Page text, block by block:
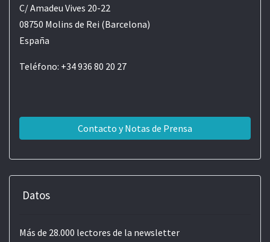
C/ Amadeu Vives 20-22
08750 Molins de Rei (Barcelona)
España
Teléfono: +34 936 80 20 27
Contacto y Notas de Prensa
Datos
Más de 28.000 lectores de la newsletter